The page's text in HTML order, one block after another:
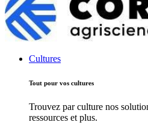
Cultures
Tout pour vos cultures
Trouvez par culture nos
ressources et plus.